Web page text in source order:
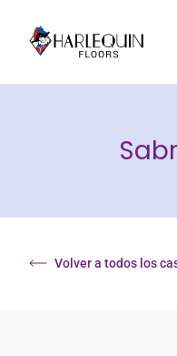
Volver a todos los